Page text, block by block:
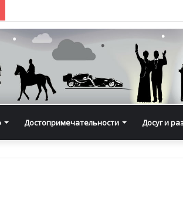
Достопримечательности Досуг и